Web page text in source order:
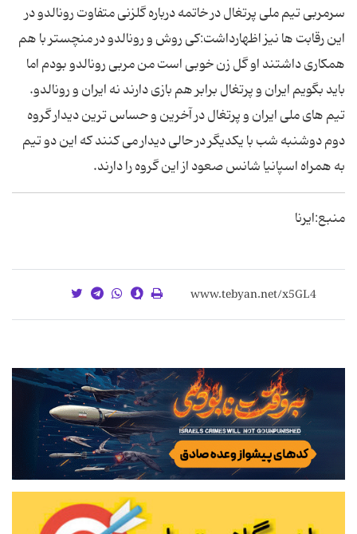
سرمربی تیم ملی پرتغال در خاتمه درباره گلزنی متفاوت رونالدو در
این رقابت ها نیز اظهارداشت:کی روش و رونالدو در منچستر با هم
همکاری داشتند او گل زن خوبی است من مربی رونالدو بودم اما
باید بگویم ایران و پرتغال برابر هم بازی دارند نه ایران و رونالدو.
تیم های ملی ایران و پرتغال در آخرین و حساس ترین دیدار گروه
دوم دوشنبه شب با یکدیگر در حالی دیدار می کنند که این دو تیم
به همراه اسپانیا شانس صعود از این گروه را دارند.
منبع:ایرنا